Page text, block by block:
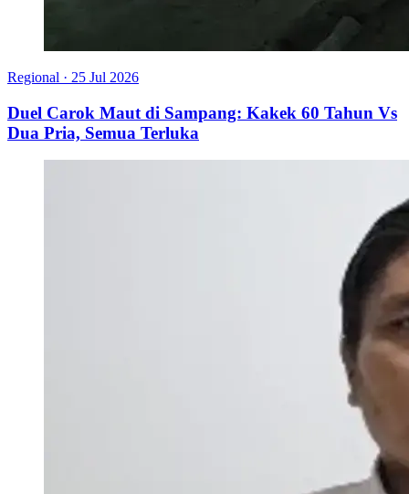
Regional · 25 Jul 2026
Duel Carok Maut di Sampang: Kakek 60 Tahun Vs
Dua Pria, Semua Terluka